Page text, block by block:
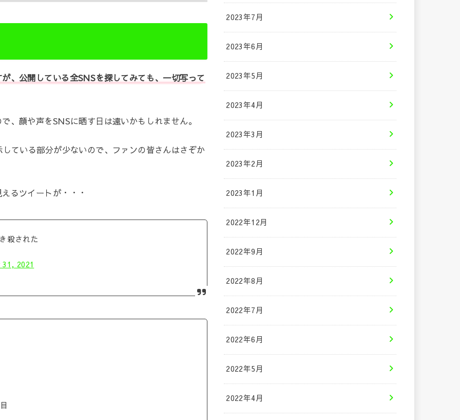
、公開している全SNSを探してみても、一切写って
、顔や声をSNSに晒す日は遠いかもしれません。
ている部分が少ないので、ファンの皆さんはさぞか
るツイートが・・・
殺された
2021
2023年7月
2023年6月
2023年5月
2023年4月
2023年3月
2023年2月
2023年1月
2022年12月
2022年9月
2022年8月
2022年7月
2022年6月
2022年5月
2022年4月